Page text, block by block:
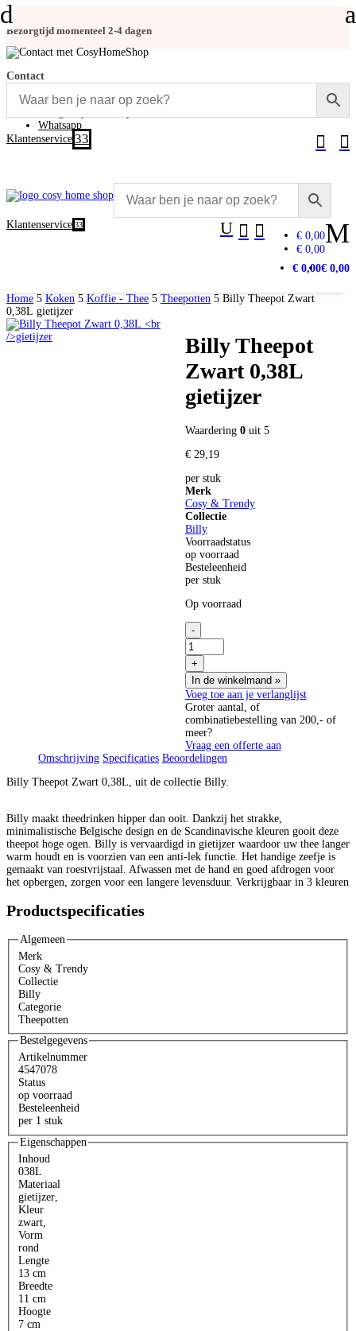
Bezorgtijd momenteel 2-4 dagen
Contact
+31 (0)348-486 555
Whatsapp


Klantenservice 3
d
M
€ 0,00
€ 0,00


U
Klantenservice 3
a
€ 0,00
€ 0,00
Home 5 Koken 5 Koffie - Thee 5 Theepotten 5 Billy Theepot Zwart
0,38L gietijzer
Billy Theepot
Zwart 0,38L
gietijzer
Waardering 0uit 5
€ 29, 19
per stuk
Merk
Cosy & Trendy
Collectie
Billy
Voorraadstatus
op voorraad
Besteleenheid
per stuk
Op voorraad
-
Billy
Theepot
Zwart
0,38L gietijzer
aantal
+
In de winkelmand »
Voeg toe aan je verlanglijst
Groter aantal, of
combinatiebestelling van 200,- of
meer?
Vraag een offerte aan
Omschrijving Specificaties Beoordelingen
Billy Theepot Zwart 0,38L, uit de collectie Billy.
Billy maakt theedrinken hipper dan ooit. Dankzij het strakke,
minimalistische Belgische design en de Scandinavische kleuren gooit deze
theepot hoge ogen. Billy is vervaardigd in gietijzer waardoor uw thee langer
warm houdt en is voorzien van een anti-lek functie. Het handige zeefje is
gemaakt van roestvrijstaal. Afwassen met de hand en goed afdrogen voor
het opbergen, zorgen voor een langere levensduur. Verkrijgbaar in 3 kleuren
Productspecificaties
Algemeen
Merk
Cosy & Trendy
Collectie
Billy
Categorie
Theepotten
Bestelgegevens
Artikelnummer
4547078
Status
op voorraad
Besteleenheid
per 1 stuk
Eigenschappen
Inhoud
038L
Materiaal
gietijzer,
Kleur
zwart,
Vorm
rond
Lengte
13 cm
Breedte
11 cm
Hoogte
7 cm